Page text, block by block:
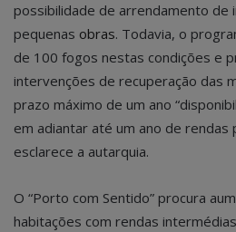
possibilidade de arrendamento de
pequenas obras. Todavia, o
de 100 fogos nestas condições e
intervenções de recuperação das
prazo máximo de um ano
em adiantar até um ano de rendas
esclarece a autarquia.
O “Porto com Sentido” procura
habitações com rendas